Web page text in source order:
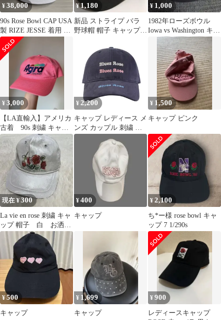
¥38,000
90s Rose Bowl CAP USA
製 RIZE JESSE 着用 フ
リーサイズ ホワイト ロ
ーズボウル 薔薇 スナッ
プバック 白
¥1,180
新品 ストライプ バラ
野球帽 帽子 キャップ
ブラック
¥1,000
1982年ローズボウル
Iowa vs Washington キャ
ップ
¥3,000
【LA直輸入】アメリカ
古着 90s 刺繍 キャッ
プ ピンク ビンテー
ジ ハット
¥ 2,200
キャップ レディース メ
ンズ カップル 刺繍 ワ
イドブリム 日焼け防止
フェイスライン スリム
¥ 1,500
キャップ ピンク
現在 ¥300
La vie en rose 刺繍 キャ
ップ 帽子 白 お洒
落 着回し
¥400
キャップ
¥2,100
ち*ー様 rose bowl キャ
ップ 7 1/290s
¥500
キャップ
¥ 1,699
キャップ
¥900
レディースキャップ